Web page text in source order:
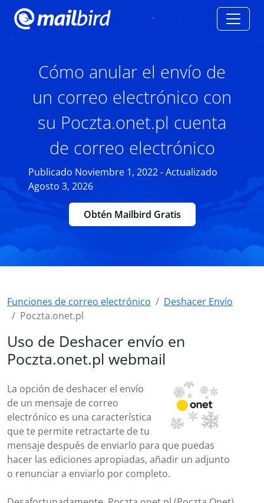
Cómo anular el envío de
un correo electrónico con
su Poczta.onet.pl cuenta
de correo electrónico
Publicado Noviembre 1, 2022 - Actualizado
Agosto 3, 2026
Obtén Mailbird Gratis
Funciones de correo electrónico
Deshacer Envío
Poczta.onet.pl
Uso de Deshacer envío en
Poczta.onet.pl webmail
La opción de deshacer el envío
de un mensaje de correo
electrónico es una característica
que te permite retractarte de tu
mensaje después de enviarlo para que puedas
hacer las ediciones apropiadas, añadir un adjunto
o renunciar a enviarlo por completo.